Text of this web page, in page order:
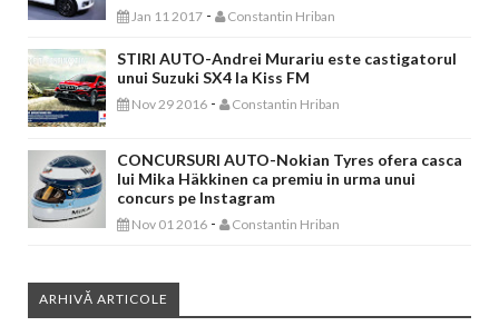
Jan 11 2017 - Constantin Hriban
STIRI AUTO-Andrei Murariu este castigatorul
unui Suzuki SX4 la Kiss FM
Nov 29 2016 - Constantin Hriban
CONCURSURI AUTO-Nokian Tyres ofera casca
lui Mika Häkkinen ca premiu in urma unui
concurs pe Instagram
Nov 01 2016 - Constantin Hriban
ARHIVĂ ARTICOLE